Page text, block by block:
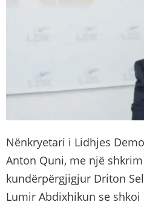
Nënkryetari i Lidhjes
Anton Quni, me një
kundërpërgjigjur Driton
Lumir Abdixhikun se